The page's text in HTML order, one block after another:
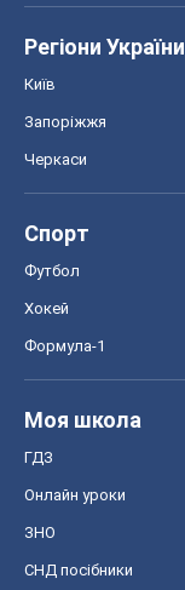
Регіони України
Київ
Запоріжжя
Черкаси
Спорт
Футбол
Хокей
Формула-1
Моя школа
ГДЗ
Онлайн уроки
ЗНО
СНД посібники